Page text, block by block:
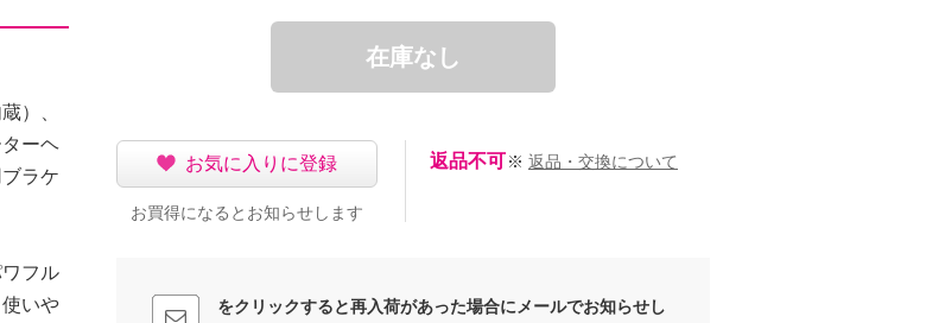
）、
ーヘ
ラケ
フル
いや
在庫なし
お気に入りに登録
お買得になるとお知らせします
返品不可 ※ 返品・交換について
をクリックすると再入荷があった場合にメールでお知らせし